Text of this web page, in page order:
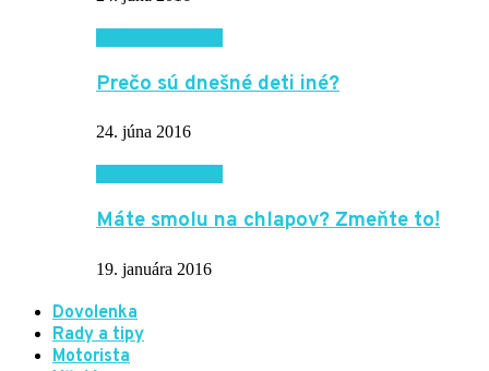
Prečo sú dnešné deti iné?
24. júna 2016
Máte smolu na chlapov? Zmeňte to!
19. januára 2016
Dovolenka
Rady a tipy
Motorista